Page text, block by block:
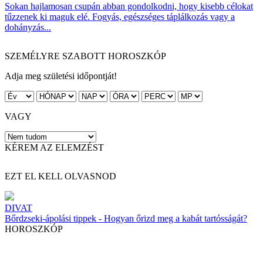
Sokan hajlamosan csupán abban gondolkodni, hogy kisebb célokat
tűzzenek ki maguk elé. Fogyás, egészséges táplálkozás vagy a
dohányzás...
SZEMÉLYRE SZABOTT HOROSZKÓP
Adja meg születési időpontját!
VAGY
KÉREM AZ ELEMZÉST
EZT EL KELL OLVASNOD
DIVAT
Bőrdzseki-ápolási tippek - Hogyan őrizd meg a kabát tartósságát?
HOROSZKÓP